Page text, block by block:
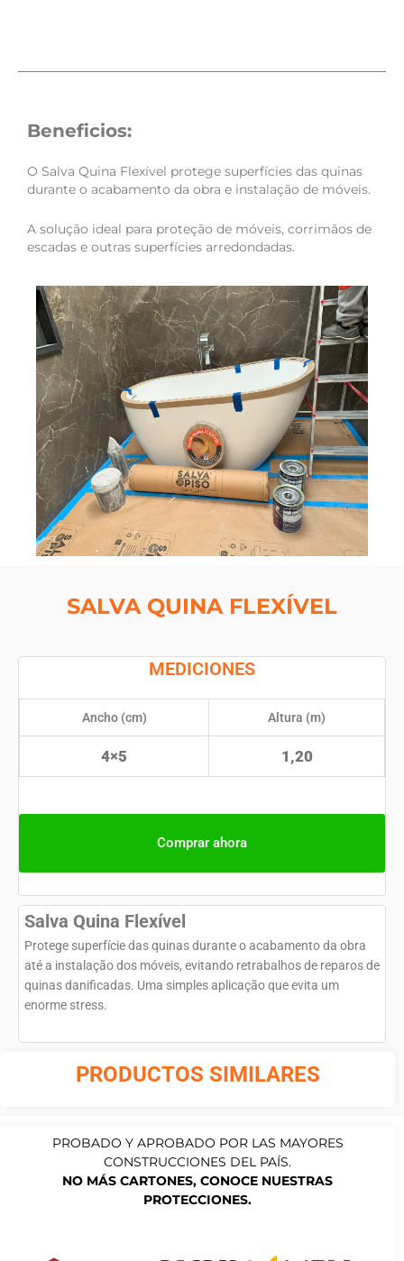
Beneficios:
O Salva Quina Flexível protege superfícies das quinas
durante o acabamento da obra e instalação de móveis.
A solução ideal para proteção de móveis, corrimãos de
escadas e outras superfícies arredondadas.
SALVA QUINA FLEXÍVEL
MEDICIONES
Ancho (cm) Altura (m)
4×5 1,20
Comprar ahora
Salva Quina Flexível
Protege superfície das quinas durante o acabamento da obra
até a instalação dos móveis, evitando retrabalhos de reparos de
quinas danificadas. Uma simples aplicação que evita um
enorme stress.
PRODUCTOS SIMILARES
PROBADO Y APROBADO POR LAS MAYORES
CONSTRUCCIONES DEL PAÍS.
NO MÁS CARTONES, CONOCE NUESTRAS
PROTECCIONES.